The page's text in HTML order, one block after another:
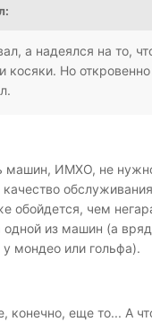
а надеялся на то,
косяки. Но
машин, ИМХО, не
обойдется, чем
одной из машин (а
мондео или гольфа).
конечно, еще то... А